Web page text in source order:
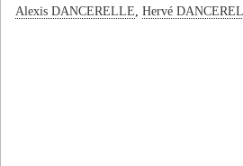
Alexis DANCERELLE, Hervé